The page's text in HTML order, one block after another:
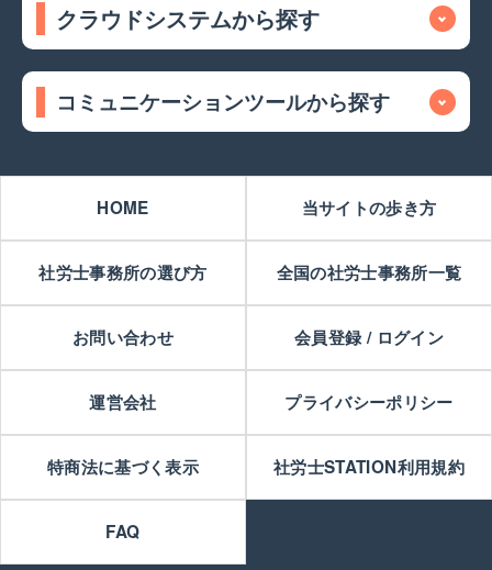
クラウドシステムから探す
コミュニケーションツールから探す
HOME 当サイトの歩き方
社労士事務所の選び方 全国の社労士事務所一覧
お問い合わせ 会員登録 / ログイン
運営会社 プライバシーポリシー
特商法に基づく表示 社労士STATION利用規約
FAQ